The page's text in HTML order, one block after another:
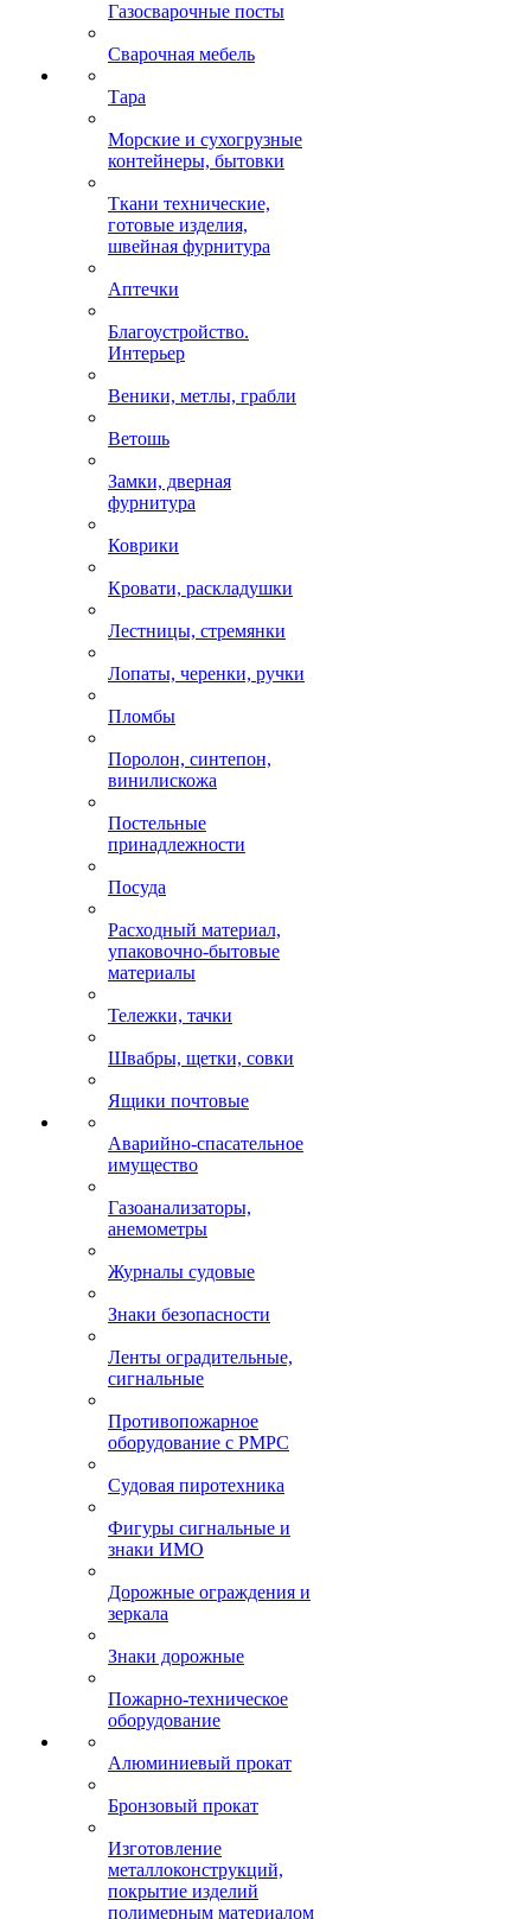
Газосварочные посты
Сварочная мебель
Тара
Морские и сухогрузные
контейнеры, бытовки
Ткани технические,
готовые изделия,
швейная фурнитура
Аптечки
Благоустройство.
Интерьер
Веники, метлы, грабли
Ветошь
Замки, дверная
фурнитура
Коврики
Кровати, раскладушки
Лестницы, стремянки
Лопаты, черенки, ручки
Пломбы
Поролон, синтепон,
винилискожа
Постельные
принадлежности
Посуда
Расходный материал,
упаковочно-бытовые
материалы
Тележки, тачки
Швабры, щетки, совки
Ящики почтовые
Аварийно-спасательное
имущество
Газоанализаторы,
анемометры
Журналы судовые
Знаки безопасности
Ленты оградительные,
сигнальные
Противопожарное
оборудование с РМРС
Судовая пиротехника
Фигуры сигнальные и
знаки ИМО
Дорожные ограждения и
зеркала
Знаки дорожные
Пожарно-техническое
оборудование
Алюминиевый прокат
Бронзовый прокат
Изготовление
металлоконструкций,
покрытие изделий
полимерным материалом